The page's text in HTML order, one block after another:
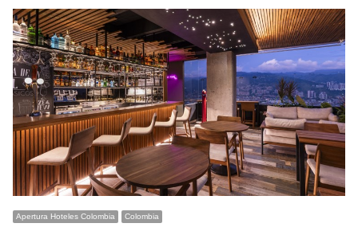
Apertura Hoteles Colombia Colombia